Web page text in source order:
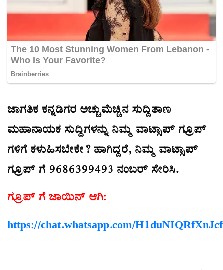
ಜಾಗತಿಕ ಕನ್ನಡಿಗರ ಅಚ್ಚುಮೆಚ್ಚಿನ ಸುದ್ದಿತಾಣ
ಮಹಾನಾಯಕ ಸುದ್ದಿಗಳನ್ನು ನಿಮ್ಮ ವಾಟ್ಸಾಪ್ ಗ್ರೂಪ್
ಗಳಿಗೆ ಕಳುಹಿಸಬೇಕೇ? ಹಾಗಿದ್ದರೆ, ನಿಮ್ಮ ವಾಟ್ಸಾಪ್
ಗ್ರೂಪ್ ಗೆ 9686399493 ನಂಬರ್ ಸೇರಿಸಿ.
ಗ್ರೂಪ್ ಗೆ ಜಾಯಿನ್ ಆಗಿ:
https://chat.whatsapp.com/